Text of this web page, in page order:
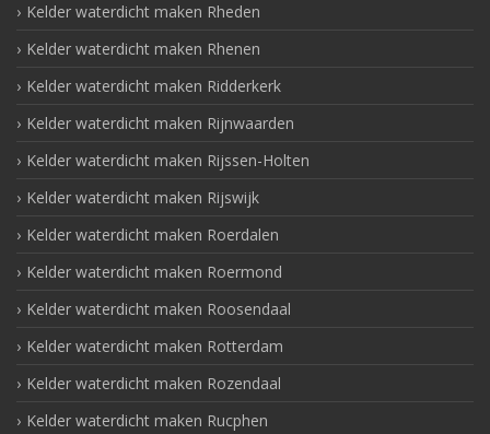
Kelder waterdicht maken Rheden
Kelder waterdicht maken Rhenen
Kelder waterdicht maken Ridderkerk
Kelder waterdicht maken Rijnwaarden
Kelder waterdicht maken Rijssen-Holten
Kelder waterdicht maken Rijswijk
Kelder waterdicht maken Roerdalen
Kelder waterdicht maken Roermond
Kelder waterdicht maken Roosendaal
Kelder waterdicht maken Rotterdam
Kelder waterdicht maken Rozendaal
Kelder waterdicht maken Rucphen